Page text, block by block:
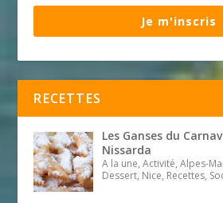
Je m'inscris
RECETTES
Les Ganses du
Nissarda
A la une, Activité, Alpes-
Dessert, Nice, Recettes,